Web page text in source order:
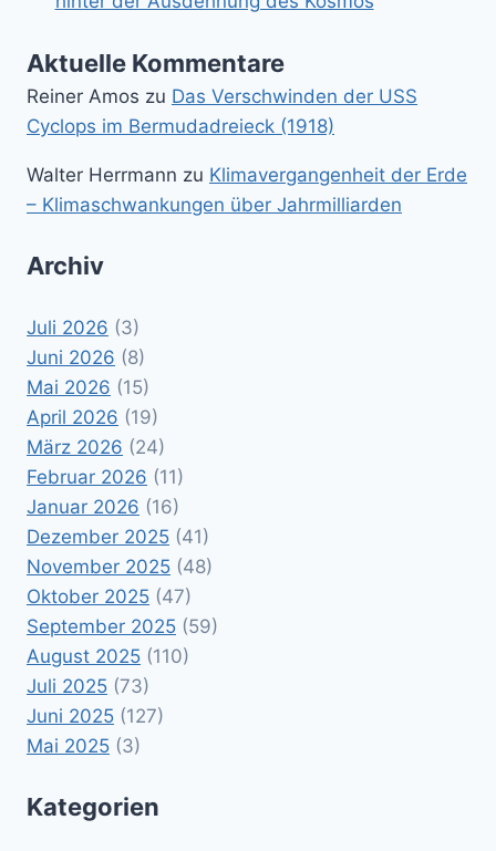
Aktuelle Kommentare
Reiner Amos zu Das Verschwinden der USS
Cyclops im Bermudadreieck (1918)
Walter Herrmann zu Klimavergangenheit der Erde
– Klimaschwankungen über Jahrmilliarden
Archiv
Juli 2026 (3)
Juni 2026 (8)
Mai 2026 (15)
April 2026 (19)
März 2026 (24)
Februar 2026 (11)
Januar 2026 (16)
Dezember 2025 (41)
November 2025 (48)
Oktober 2025 (47)
September 2025 (59)
August 2025 (110)
Juli 2025 (73)
Juni 2025 (127)
Mai 2025 (3)
Kategorien